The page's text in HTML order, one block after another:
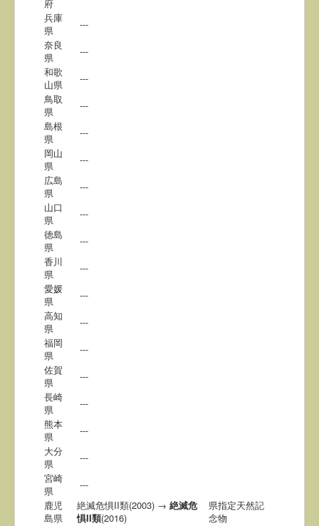
府
兵庫
県
---
奈良
県
---
和歌
山県
---
鳥取
県
---
島根
県
---
岡山
県
---
広島
県
---
山口
県
---
徳島
県
---
香川
県
---
愛媛
県
---
高知
県
---
福岡
県
---
佐賀
県
---
長崎
県
---
熊本
県
---
大分
県
---
宮崎
県
---
鹿児
島県
絶滅危惧II類(2003) → 絶滅危
惧II類(2016)
県指定天然記
念物